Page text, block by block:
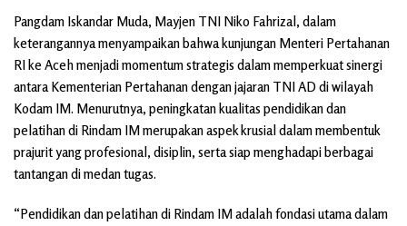
Pangdam Iskandar Muda, Mayjen TNI Niko Fahrizal, dalam
keterangannya menyampaikan bahwa kunjungan Menteri Pertahanan
RI ke Aceh menjadi momentum strategis dalam memperkuat sinergi
antara Kementerian Pertahanan dengan jajaran TNI AD di wilayah
Kodam IM. Menurutnya, peningkatan kualitas pendidikan dan
pelatihan di Rindam IM merupakan aspek krusial dalam membentuk
prajurit yang profesional, disiplin, serta siap menghadapi berbagai
tantangan di medan tugas.
“Pendidikan dan pelatihan di Rindam IM adalah fondasi utama dalam